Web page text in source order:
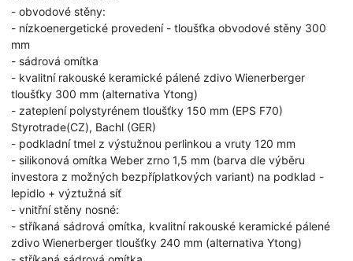
- obvodové stěny:
- nízkoenergetické provedení - tloušťka obvodové stěny 300
mm
- sádrová omítka
- kvalitní rakouské keramické pálené zdivo Wienerberger
tloušťky 300 mm (alternativa Ytong)
- zateplení polystyrénem tloušťky 150 mm (EPS F70)
Styrotrade(CZ), Bachl (GER)
- podkladní tmel z výstužnou perlinkou a vruty 120 mm
- silikonová omítka Weber zrno 1,5 mm (barva dle výběru
investora z možných bezpříplatkových variant) na podklad -
lepidlo + výztužná síť
- vnitřní stěny nosné:
- stříkaná sádrová omítka, kvalitní rakouské keramické pálené
zdivo Wienerberger tloušťky 240 mm (alternativa Ytong)